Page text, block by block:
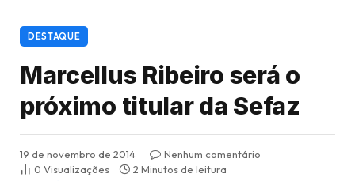
DESTAQUE
Marcellus Ribeiro será o
próximo titular da Sefaz
19 de novembro de 2014
Nenhum comentário
0 Visualizações 2 Minutos de leitura